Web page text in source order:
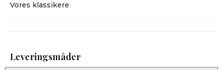
Vores klassikere
Leveringsmåder